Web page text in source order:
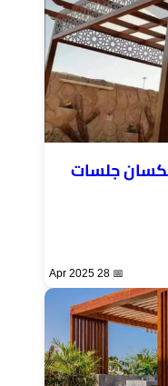
جلسات
📅 28 Apr 2025